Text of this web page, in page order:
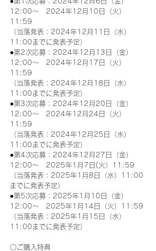
12:00～　2024年12月10日（火）
11:59
（当落発表：2024年12月11日（水）
11:00までに発表予定）
●第2次応募：2024年12月13日（金）
12:00～　2024年12月17日（火）
11:59
（当落発表：2024年12月18日（水）
11:00までに発表予定）
●第3次応募：2024年12月20日（金）
12:00～　2024年12月24日（火）
11:59
（当落発表：2024年12月25日（水）
11:00までに発表予定）
●第4次応募：2024年12月27日（金）
12:00～　2025年1月7日(火）11:59
（当落発表：2025年1月8日（水）11:00
までに発表予定）
●第5次応募：2025年1月10日（金）
12:00～　2025年1月14日（火）11:59
（当落発表：2025年1月15日（水）
11:00までに発表予定）
〇ご購入特典